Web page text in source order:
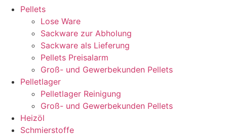
Pellets
Lose Ware
Sackware zur Abholung
Sackware als Lieferung
Pellets Preisalarm
Groß- und Gewerbekunden Pellets
Pelletlager
Pelletlager Reinigung
Groß- und Gewerbekunden Pellets
Heizöl
Schmierstoffe